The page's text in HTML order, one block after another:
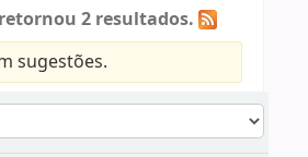
2 resultados.
sugestões.